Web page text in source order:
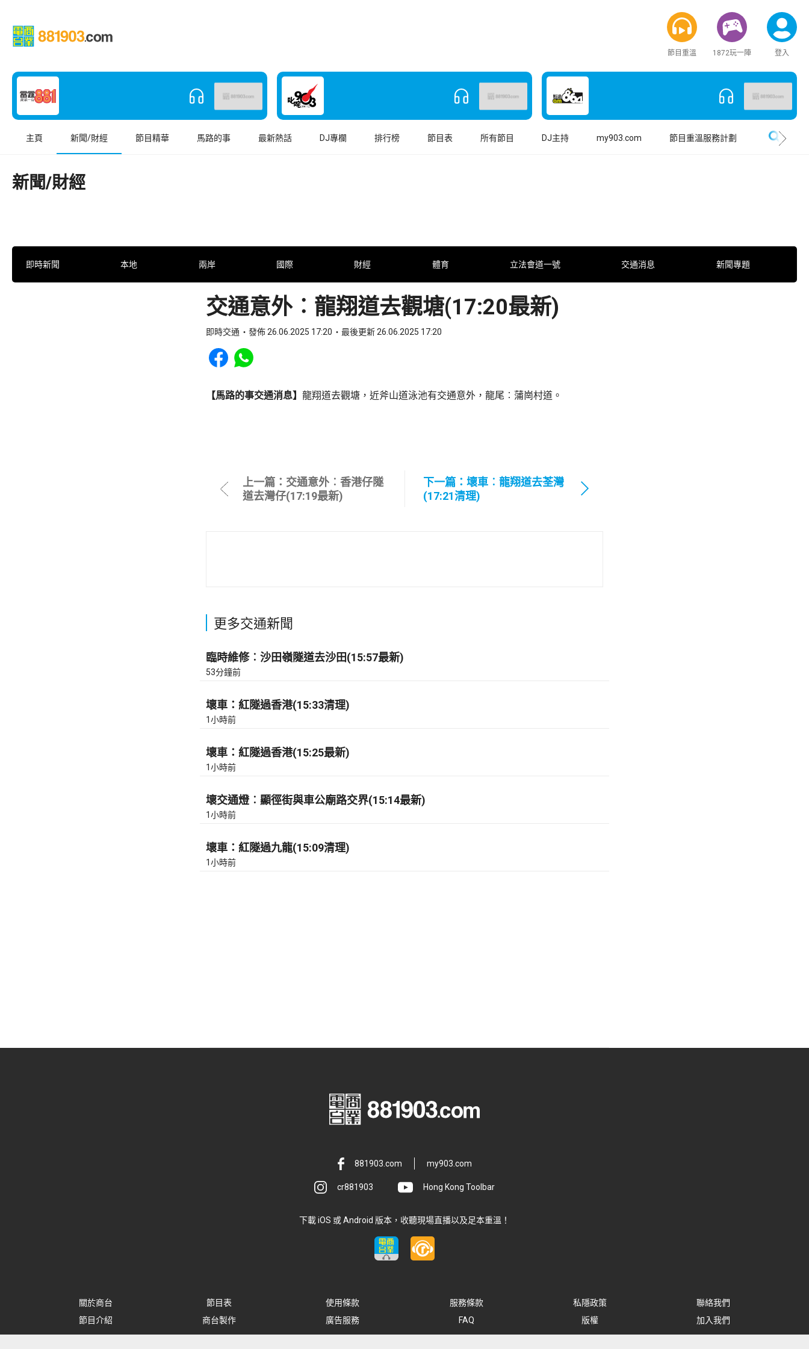
節目重溫 1872玩一陣 登入
主頁 新聞/財經 節目精華 馬路的事 最新熱話 DJ專欄 排行榜 節目表 所有節目 DJ主持 my903.com 節目重溫服務計劃
新聞/財經
即時新聞 本地 兩岸 國際 財經 體育 立法會道一號 交通消息 新聞專題
交通意外︰龍翔道去觀塘(17:20最新)
即時交通 發佈 26.06.2025 17:20 最後更新 26.06.2025 17:20
Share to Facebook
Share to WhatsApp
【馬路的事交通消息】 龍翔道去觀塘，近斧山道泳池有交通意外，龍尾︰蒲崗村道。
上一篇：交通意外︰香港仔隧
道去灣仔(17:19最新)
下一篇：壞車︰龍翔道去荃灣
(17:21清理)
更多交通新聞
臨時維修︰沙田嶺隧道去沙田(15:57最新)
53分鐘前
壞車：紅隧過香港(15:33清理)
1小時前
壞車：紅隧過香港(15:25最新)
1小時前
壞交通燈︰顯徑街與車公廟路交界(15:14最新)
1小時前
壞車：紅隧過九龍(15:09清理)
1小時前
881903.com my903.com
cr881903 Hong Kong Toolbar
下載 iOS 或 Android 版本，收聽現場直播以及足本重溫！
關於商台 節目表 使用條款 服務條款 私隱政策
聯絡我們
節目介紹
商台製作 廣告服務 FAQ 版權 加入我們